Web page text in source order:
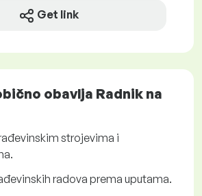
Get link
obavlja Radnik na
strojevima i
radova prema uputama.